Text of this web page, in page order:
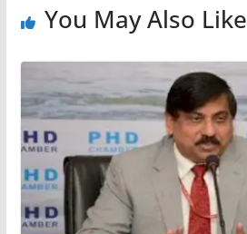
You May Also Like